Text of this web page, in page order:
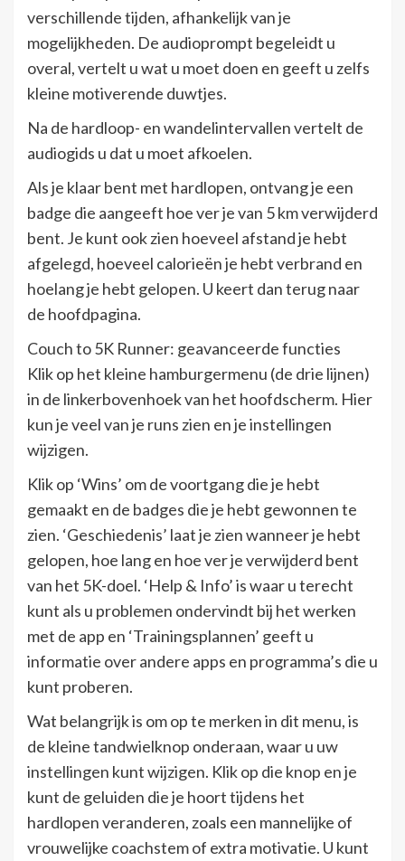
verschillende tijden, afhankelijk van je
mogelijkheden. De audioprompt begeleidt u
overal, vertelt u wat u moet doen en geeft u zelfs
kleine motiverende duwtjes.
Na de hardloop- en wandelintervallen vertelt de
audiogids u dat u moet afkoelen.
Als je klaar bent met hardlopen, ontvang je een
badge die aangeeft hoe ver je van 5 km verwijderd
bent. Je kunt ook zien hoeveel afstand je hebt
afgelegd, hoeveel calorieën je hebt verbrand en
hoelang je hebt gelopen. U keert dan terug naar
de hoofdpagina.
Couch to 5K Runner: geavanceerde functies
Klik op het kleine hamburgermenu (de drie lijnen)
in de linkerbovenhoek van het hoofdscherm. Hier
kun je veel van je runs zien en je instellingen
wijzigen.
Klik op ‘Wins’ om de voortgang die je hebt
gemaakt en de badges die je hebt gewonnen te
zien. ‘Geschiedenis’ laat je zien wanneer je hebt
gelopen, hoe lang en hoe ver je verwijderd bent
van het 5K-doel. ‘Help & Info’ is waar u terecht
kunt als u problemen ondervindt bij het werken
met de app en ‘Trainingsplannen’ geeft u
informatie over andere apps en programma’s die u
kunt proberen.
Wat belangrijk is om op te merken in dit menu, is
de kleine tandwielknop onderaan, waar u uw
instellingen kunt wijzigen. Klik op die knop en je
kunt de geluiden die je hoort tijdens het
hardlopen veranderen, zoals een mannelijke of
vrouwelijke coachstem of extra motivatie. U kunt